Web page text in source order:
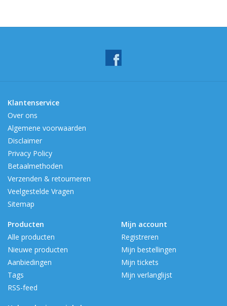
Klantenservice
Over ons
Algemene voorwaarden
Disclaimer
Privacy Policy
Betaalmethoden
Verzenden & retourneren
Veelgestelde Vragen
Sitemap
Producten
Alle producten
Nieuwe producten
Aanbiedingen
Tags
RSS-feed
Mijn account
Registreren
Mijn bestellingen
Mijn tickets
Mijn verlanglijst